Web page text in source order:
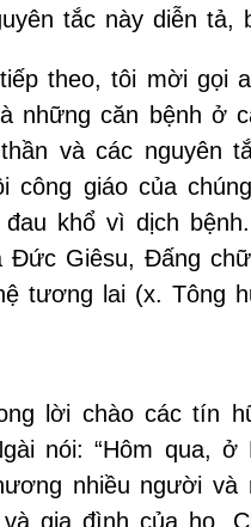
tắc này diễn
theo, tôi mời gọi
những căn bệnh ở
và các nguyên
công giáo của
đau khổ vì dịch
Đức Giêsu, Đấng
tương lai (x. Tông
lời chào các tín
nói: “Hôm qua,
nhiều người và
gia đình của họ.